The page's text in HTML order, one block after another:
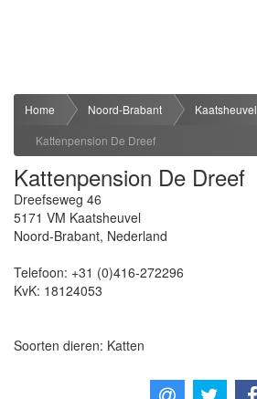
Home Noord-Brabant
Kaatsheuvel
Kattenpension De Dreef
Kattenpension De Dreef
Dreefseweg 46
5171 VM Kaatsheuvel
Noord-Brabant, Nederland
Telefoon: +31 (0)416-272296
KvK: 18124053
Soorten dieren: Katten